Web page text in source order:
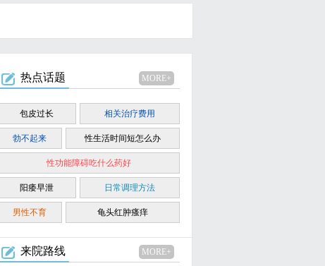
热点话题 MORE+
包皮过长 相关治疗费用
勃不起来 性生活时间短怎么办
性功能障碍吃什么药好
阳痿早泄 日常调理方法
男性不育 龟头红肿瘙痒
来院路线 MORE+